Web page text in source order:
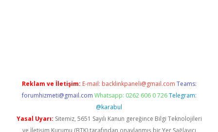
Reklam ve İletişim: E-mail: backlinkpaneli@gmail.com Teams:
forumhizmeti@gmail.com Whatsapp: 0262 606 0 726 Telegram:
@karabul
Yasal Uyarı: Sitemiz, 5651 Sayılı Kanun gereğince Bilgi Teknolojileri
ve İletişim Kurumu (BTK) tarafından onaylanmış bir Yer Sağlayıcı